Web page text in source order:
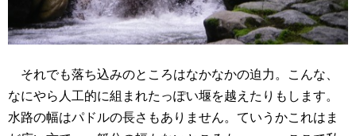
それでも落ち込みのところはなかなかの迫力。こんな、
なにやら人工的に組まれたっぽい堰を越えたりもします。
水路の幅はパドルの長さもありません。ていうかこれはま